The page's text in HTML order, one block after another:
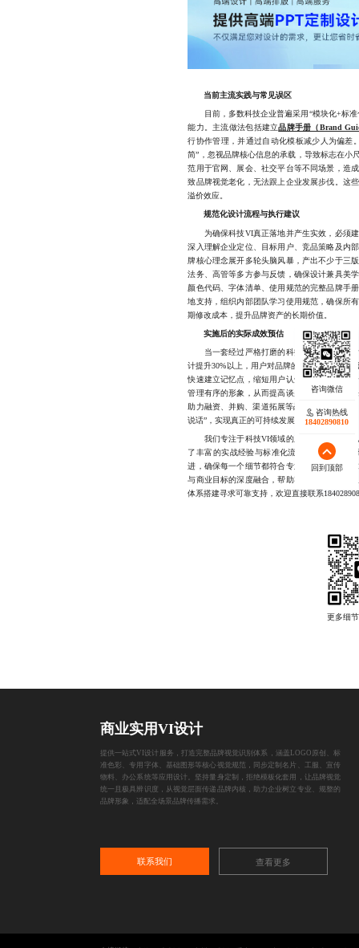
当前主流实践与常见误区
目前，多数科技企业普遍采用“模块化+标准
能力。主流做法包括建立品牌手册（Brand
行协作管理，并通过自动化模板减少人为偏差
简”，忽视品牌核心信息的承载，导致标志在小
范用于官网、展会、社交平台等不同场景，造
致品牌视觉老化，无法跟上企业发展步伐。这
溢价效应。
规范化设计流程与执行建议
为确保科技VI真正落地并产生实效，必须建
深入理解企业定位、目标用户、竞品策略及内
牌核心理念展开多轮头脑风暴，产出不少于三
法务、高管等多方参与反馈，确保设计兼具美
颜色代码、字体清单、使用规范的完整品牌手
地支持，组织内部团队学习使用规范，确保所
期修改成本，提升品牌资产的长期价值。
实施后的实际成效预估
当一套经过严格打磨的科技VI被全面推行后
计提升30%以上，用户对品牌的“专业感”评价
快速建立记忆点，缩短用户认知路径；在合作
管理有序的形象，从而提高谈判成功率；长远
助力融资、并购、渠道拓展等战略动作顺利推
说话”，实现真正的可持续发展。
我们专注于科技VI领域的系统化设计与落地
了丰富的实战经验与标准化流程。从需求分
进，确保每一个细节都符合专业标准与业务需
与商业目标的深度融合，帮助客户打造具有持
体系搭建寻求可靠支持，欢迎直接联系
咨询热线
18402890810
回到顶部
商业实用VI设计
提供一站式VI设计服务，打造完整品牌视觉识别体系，涵盖LOGO原创、标
准色彩、专用字体、基础图形等核心视觉规范，同步定制名片、工服、宣传
物料、办公系统等应用设计。坚持量身定制，拒绝模板化套用，让品牌视觉
统一且极具辨识度，从视觉层面传递品牌内核，助力企业树立专业、规整的
品牌形象，适配全场景品牌传播需求。
联系我们 查看更多